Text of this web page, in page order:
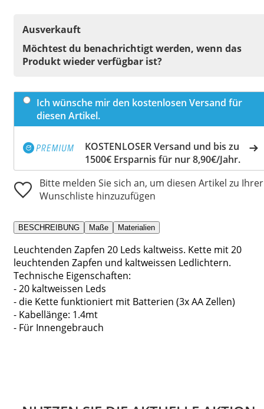
Ausverkauft
Möchtest du benachrichtigt werden, wenn das
Produkt wieder verfügbar ist?
Ich wünsche mir den kostenlosen Versand für
diesen Artikel.
KOSTENLOSER Versand und bis zu
1500€ Ersparnis für nur 8,90€/Jahr.
Bitte melden Sie sich an, um diesen Artikel zu Ihrer
Wunschliste hinzuzufügen
BESCHREIBUNG Maße Materialien
Leuchtenden Zapfen 20 Leds kaltweiss. Kette mit 20
leuchtenden Zapfen und kaltweissen Ledlichtern.
Technische Eigenschaften:
- 20 kaltweissen Leds
- die Kette funktioniert mit Batterien (3x AA Zellen)
- Kabellänge: 1.4mt
- Für Innengebrauch